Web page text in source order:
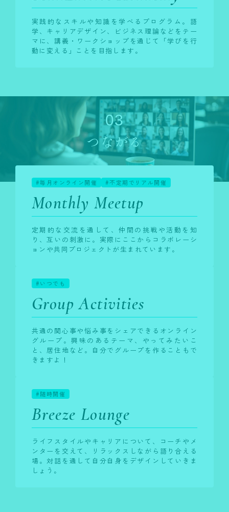
実践的なスキルや知識を学べるプログラム。語
学、キャリアデザイン、ビジネス理論などをテー
マに、講義・ワークショップを通じて「学びを行
動に変える」ことを目指します。
03
つながる
#毎月オンライン開催 #不定期でリアル開催
Monthly Meetup
定期的な交流を通して、仲間の挑戦や活動を知
り、互いの刺激に。実際にここからコラボレーシ
ョンや共同プロジェクトが生まれています。
#いつでも
Group Activities
共通の関心事や悩み事をシェアできるオンライン
グループ。興味のあるテーマ、やってみたいこ
と、居住地など。自分でグループを作ることもで
きますよ！
#随時開催
Breeze Lounge
ライフスタイルやキャリアについて、コーチやメ
ンターを交えて、リラックスしながら語り合える
場。対話を通して自分自身をデザインしていきま
しょう。